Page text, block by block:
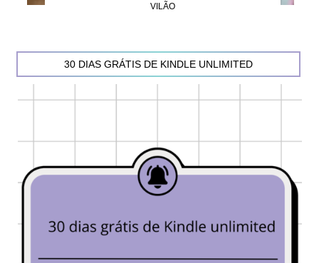
VILÃO
30 DIAS GRÁTIS DE KINDLE UNLIMITED